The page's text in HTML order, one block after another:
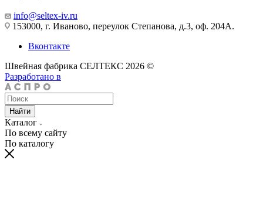
info@seltex-iv.ru
153000, г. Иваново, переулок Степанова, д.3, оф. 204А.
Вконтакте
Швейная фабрика СЕЛТЕКС 2026 ©
Разработано в
Найти
Каталог
По всему сайту
По каталогу